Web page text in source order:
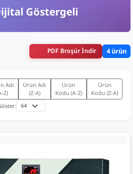
Göstergeli
PDF Broşür İndir 4 ürün
Adı
Z)
Ürün Adı
(Z-A)
Ürün
Kodu (A-Z)
Ürün
Kodu (Z-A)